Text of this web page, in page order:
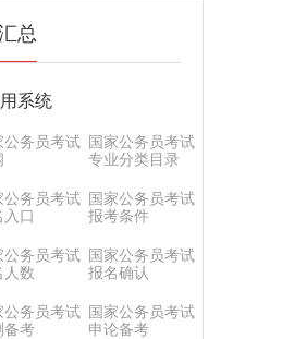
总
系统
公务员考试
国家公务员考试
专业分类目录
公务员考试
入口
国家公务员考试
报考条件
公务员考试
人数
国家公务员考试
报名确认
公务员考试
备考
国家公务员考试
申论备考